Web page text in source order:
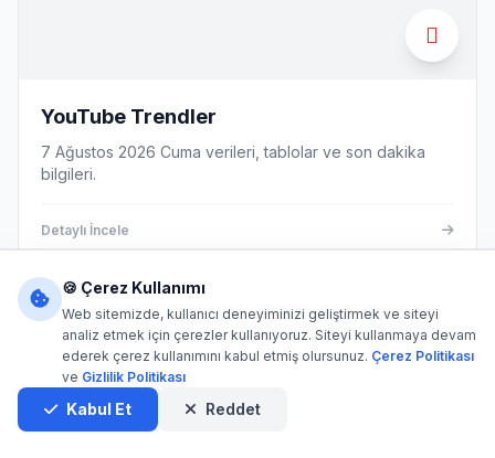
YouTube Trendler
7 Ağustos 2026 Cuma verileri, tablolar ve son dakika
bilgileri.
Detaylı İncele
EĞLENCE
🍪 Çerez Kullanımı
Web sitemizde, kullanıcı deneyiminizi geliştirmek ve siteyi
analiz etmek için çerezler kullanıyoruz. Siteyi kullanmaya devam
ederek çerez kullanımını kabul etmiş olursunuz. Çerez Politikası
ve Gizlilik Politikası
Kabul Et Reddet